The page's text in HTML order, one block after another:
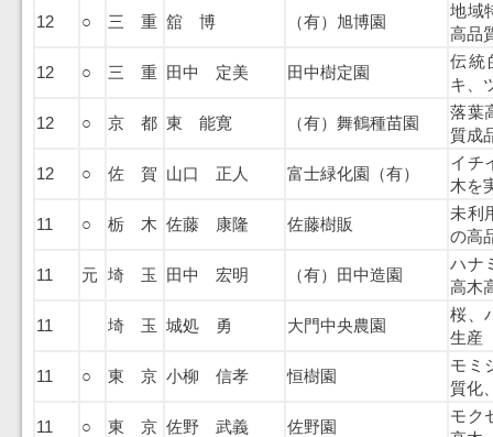
12 ○ 三 重 舘 博 （有）旭博園
地域
高品
12 ○ 三 重 田中 定美 田中樹定園
伝統
キ、
12 ○ 京 都 東 能寛 （有）舞鶴種苗園
落葉
質成
12 ○ 佐 賀 山口 正人 富士緑化園（有）
イチ
木を
11 ○ 栃 木 佐藤 康隆 佐藤樹販
未利
の高
11 元 埼 玉 田中 宏明 （有）田中造園
ハナ
高木
11 埼 玉 城処 勇 大門中央農園
桜、
生産
11 ○ 東 京 小柳 信孝 恒樹園
モミ
質化
11 ○ 東 京 佐野 武義 佐野園
モク